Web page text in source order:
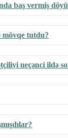
baş vermiş
mövqe tutdu?
neçənci ildə